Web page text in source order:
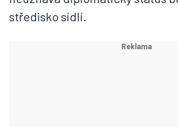
středisko sídlí.